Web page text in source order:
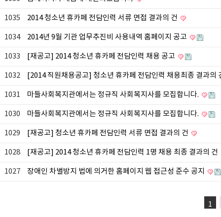
1035 2014 청소년 휴카페 전담인력 서류 면접 결과의 건
1034 2014년 9월 기관 업무추진비 사용내역 홈페이지 공고
1033 [재공고] 2014 청소년 휴카페 전담인력 채용 공고
1032 [2014 직원채용공고] 청소년 휴카페 전담인력 채용최종 결과의
1031 마들사회복지관에서는 정규직 사회복지사를 모집합니다.
1030 마들사회복지관에서는 정규직 사회복지사를 모집합니다.
1029 [재공고] 청소년 휴카페 전담인력 서류 면접 결과의 건
1028 [재공고] 2014 청소년 휴카페 전담인력 1명 채용 최종 결과의 건
1027 장애인 차별방지 법에 의거한 홈페이지 웹 접근성 준수 공지
1